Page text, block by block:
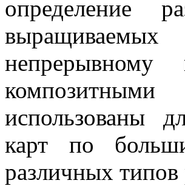
определение
непрерывному
использованы
карт по
различных типов